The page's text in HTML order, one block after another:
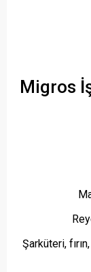
Migros
Şarküteri,